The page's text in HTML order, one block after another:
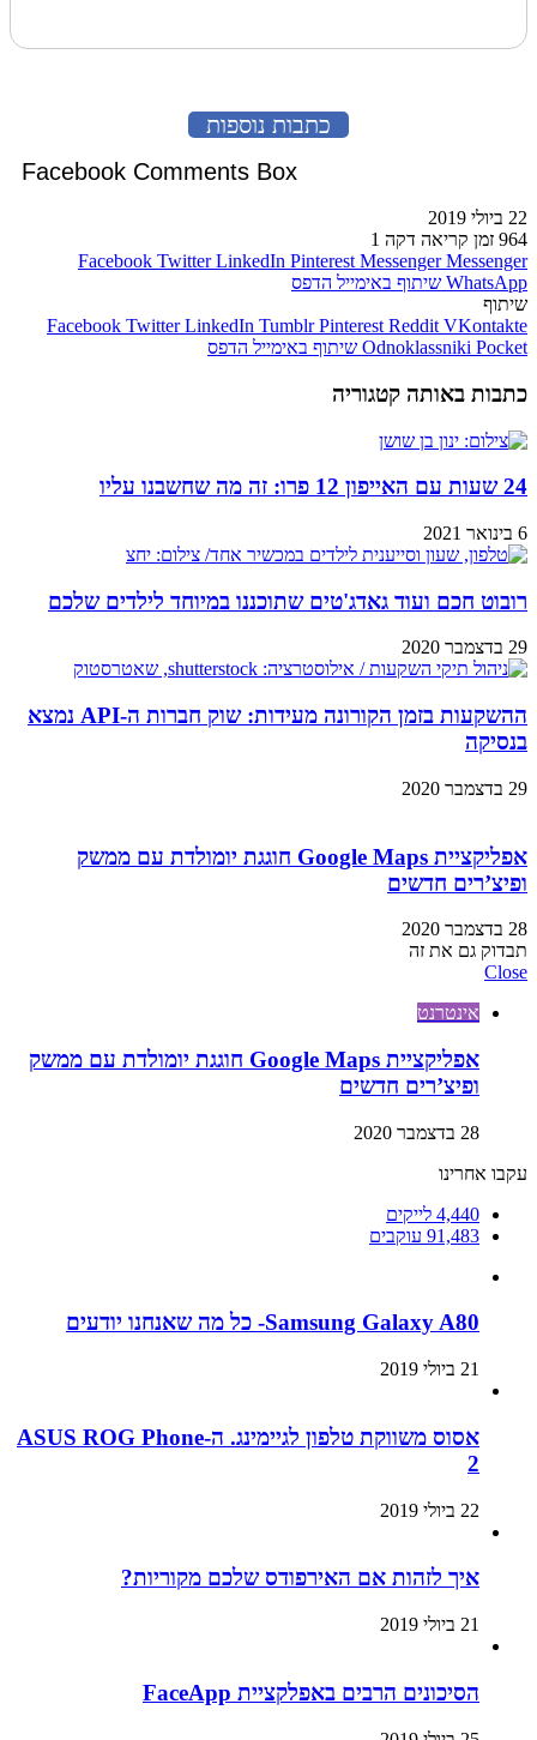
כתבות נוספות
Facebook Comments Box
22 ביולי 2019
964 זמן קריאה דקה 1
Facebook Twitter LinkedIn Pinterest Messenger Messenger
WhatsApp שיתוף באימייל הדפס
שיתוף
Facebook Twitter LinkedIn Tumblr Pinterest Reddit VKontakte
Odnoklassniki Pocket שיתוף באימייל הדפס
כתבות באותה קטגוריה
24 שעות עם האייפון 12 פרו: זה מה שחשבנו עליו
6 בינואר 2021
רובוט חכם ועוד גאדג'טים שתוכננו במיוחד לילדים שלכם
29 בדצמבר 2020
ההשקעות בזמן הקורונה מעידות: שוק חברות ה-API נמצא
בנסיקה
29 בדצמבר 2020
אפליקציית Google Maps חוגגת יומולדת עם ממשק
ופיצ’רים חדשים
28 בדצמבר 2020
תבדוק גם את זה
Close
אינטרנט
אפליקציית Google Maps חוגגת יומולדת עם ממשק
ופיצ’רים חדשים
28 בדצמבר 2020
עקבו אחרינו
4,440 לייקים
91,483 עוקבים
Samsung Galaxy A80- כל מה שאנחנו יודעים
21 ביולי 2019
אסוס משווקת טלפון לגיימינג. ה-ASUS ROG Phone
2
22 ביולי 2019
איך לזהות אם האירפודס שלכם מקוריות?
21 ביולי 2019
הסיכונים הרבים באפלקציית FaceApp